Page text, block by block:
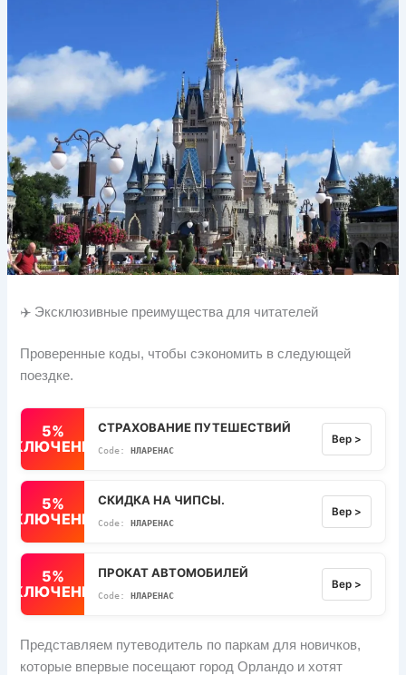
✈️ Эксклюзивные преимущества для читателей
Проверенные коды, чтобы сэкономить в следующей
поездке.
5%
СТРАХОВАНИЕ ПУТЕШЕСТВИЙ
НЛАРЕНАС
Вер >
5%
СКИДКА НА ЧИПСЫ.
НЛАРЕНАС
Вер >
5%
ПРОКАТ АВТОМОБИЛЕЙ
НЛАРЕНАС
Вер >
Представляем путеводитель по паркам для новичков,
которые впервые посещают город Орландо и хотят